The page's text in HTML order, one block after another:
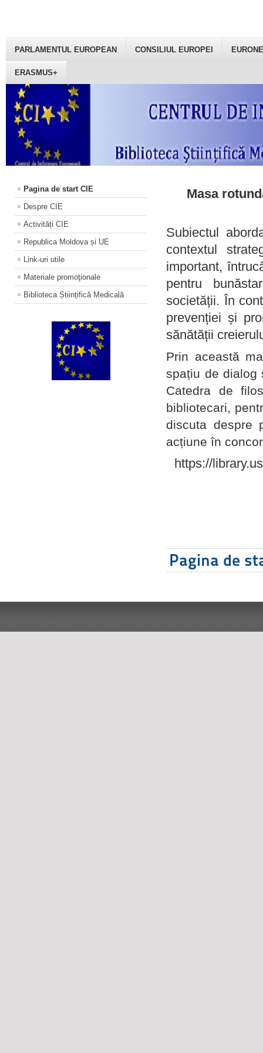
PARLAMENTUL EUROPEAN CONSILIUL EUROPEI
ERASMUS+
Pagina de start CIE
Despre CIE
Activități CIE
Republica Moldova și UE
Link-uri utile
Materiale promoţionale
Biblioteca Științifică Medicală
Masa
Subiectul
contextul
important,
pentru
societății. În
prevenției și
sănătății
Prin această
spațiu de dialog
Catedra de
bibliotecari,
discuta despre
acțiune în
https://
Pagina de